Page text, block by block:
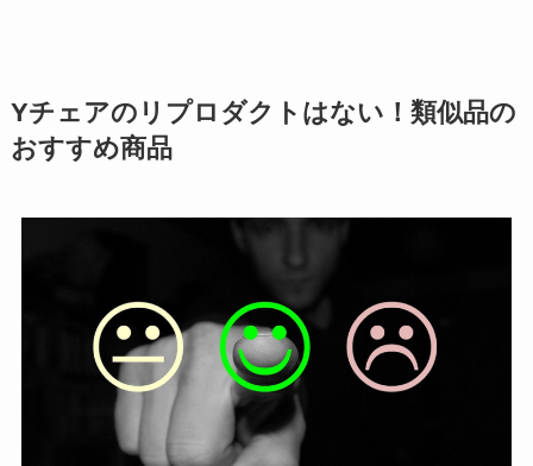
Yチェアのリプロダクトはない！類似品の
おすすめ商品